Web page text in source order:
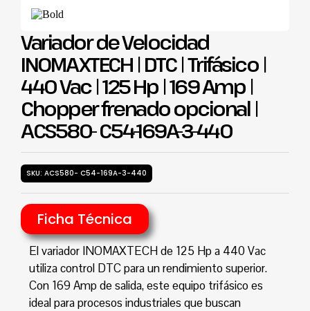
Variador de Velocidad
INOMAXTECH | DTC | Trifásico |
440 Vac | 125 Hp | 169 Amp |
Chopper frenado opcional |
ACS580- C54-169A-3-440
SKU: ACS580- C54-169A-3-440
Ficha Técnica
El variador INOMAXTECH de 125 Hp a 440 Vac
utiliza control DTC para un rendimiento superior.
Con 169 Amp de salida, este equipo trifásico es
ideal para procesos industriales que buscan